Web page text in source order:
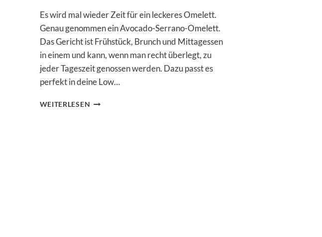
Es wird mal wieder Zeit für ein leckeres Omelett.
Genau genommen ein Avocado-Serrano-Omelett.
Das Gericht ist Frühstück, Brunch und Mittagessen
in einem und kann, wenn man recht überlegt, zu
jeder Tageszeit genossen werden. Dazu passt es
perfekt in deine Low…
WEITERLESEN LOW